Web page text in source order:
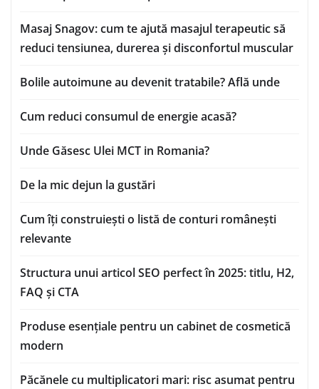
Masaj Snagov: cum te ajută masajul terapeutic să
reduci tensiunea, durerea și disconfortul muscular
Bolile autoimune au devenit tratabile? Află unde
Cum reduci consumul de energie acasă?
Unde Găsesc Ulei MCT in Romania?
De la mic dejun la gustări
Cum îți construiești o listă de conturi românești
relevante
Structura unui articol SEO perfect în 2025: titlu, H2,
FAQ și CTA
Produse esențiale pentru un cabinet de cosmetică
modern
Păcănele cu multiplicatori mari: risc asumat pentru